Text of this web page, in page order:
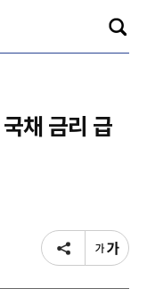
채 금리 급